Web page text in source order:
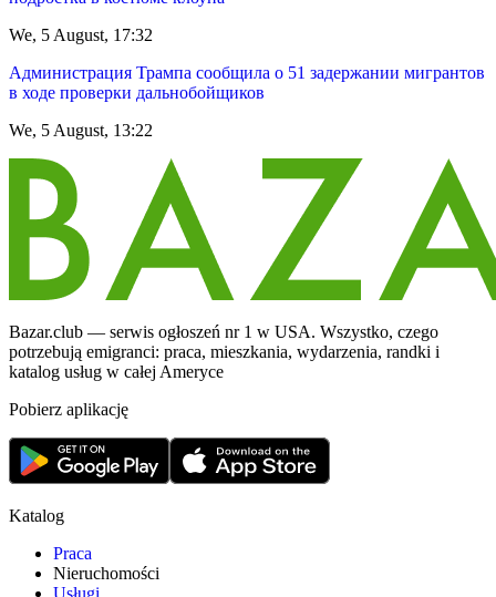
We, 5 August, 17:32
Администрация Трампа сообщила о 51 задержании мигрантов
в ходе проверки дальнобойщиков
We, 5 August, 13:22
Bazar.club — serwis ogłoszeń nr 1 w USA. Wszystko, czego
potrzebują emigranci: praca, mieszkania, wydarzenia, randki i
katalog usług w całej Ameryce
Pobierz aplikację
Katalog
Praca
Nieruchomości